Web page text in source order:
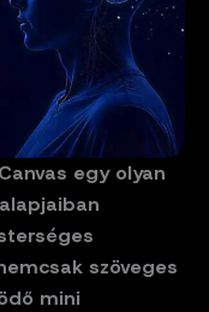
egy olyan
szöveges
mini